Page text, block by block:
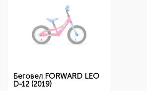
Беговел FORWARD LEO
D-12 (2019)